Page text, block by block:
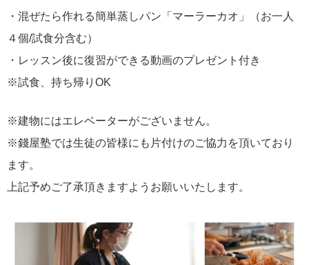
・混ぜたら作れる簡単蒸しパン「マーラーカオ」（お一人
４個/試食分含む）
・レッスン後に復習ができる動画のプレゼント付き
※試食、持ち帰りOK
※建物にはエレベーターがございません。
※錢屋塾では生徒の皆様にも片付けのご協力を頂いており
ます。
上記予めご了承頂きますようお願いいたします。